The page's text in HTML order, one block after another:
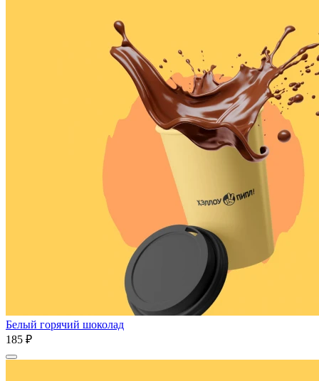
Белый горячий шоколад
185 ₽